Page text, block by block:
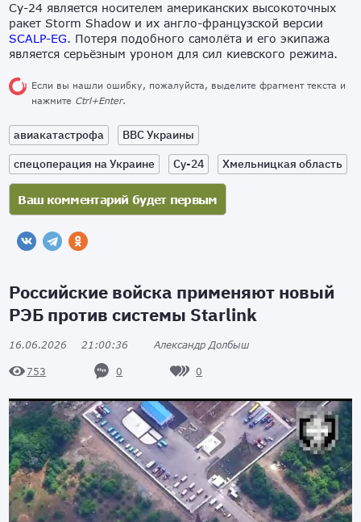
Су-24 является носителем американских высокоточных
ракет Storm Shadow и их англо-французской версии
SCALP-EG. Потеря подобного самолёта и его экипажа
является серьёзным уроном для сил киевского режима.
Если вы нашли ошибку, пожалуйста, выделите фрагмент текста и
нажмите Ctrl+Enter.
авиакатастрофа
ВВС Украины
спецоперация на Украине
Су-24 Хмельницкая область
Российские войска применяют новый
РЭБ против системы Starlink
16.06.2026 21:00:36 Александр Долбыш
753 0 0